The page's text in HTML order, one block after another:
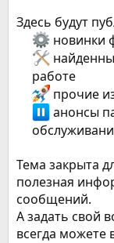
Здесь будут
новинки
работе​
прочие
анонсы
Тема закрыта
полезная
сообщений.
А задать свой
всегда можете